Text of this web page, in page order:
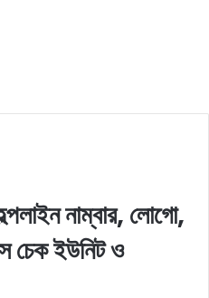
নাম্বার, লোগো,
চেক ইউনিট ও